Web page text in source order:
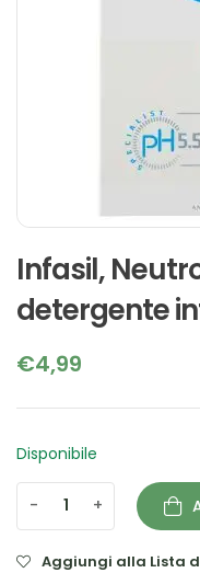
Infasil,
detergente
€4,99
Disponibile
- +
Aggiungi alla Lista